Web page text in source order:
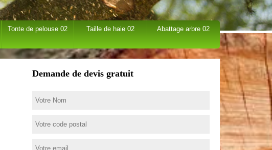
Tonte de pelouse 02 Taille de haie 02 Abattage arbre 02
Demande de devis gratuit